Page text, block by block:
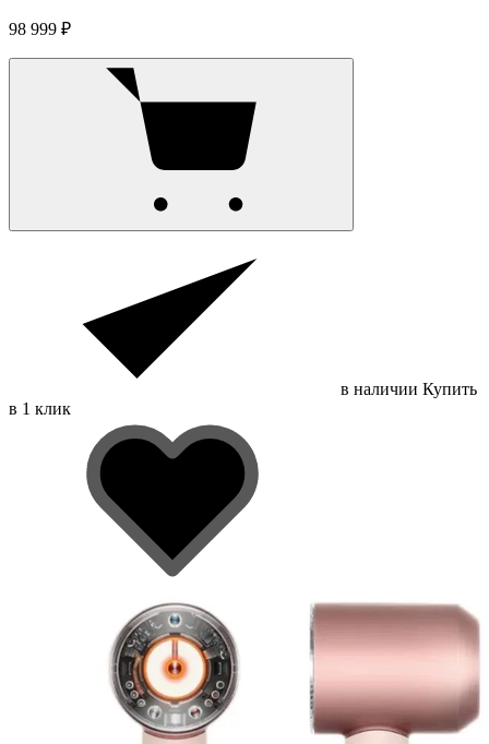
98 999 ₽
в наличии Купить
в 1 клик